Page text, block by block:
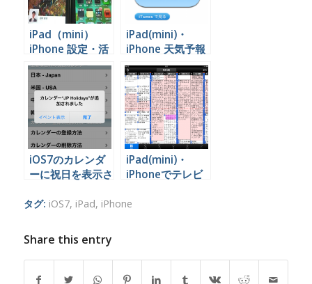
iPad（mini）
iPhone 設定・活
用方法まとめ
iPad(mini)・
iPhone 天気予報
おすすめアプリは
これ！
iOS7のカレンダ
ーに祝日を表示さ
iPad(mini)・
iPhoneでテレビ
リ
タグ: iOS7, iPad, iPhone
Share this entry